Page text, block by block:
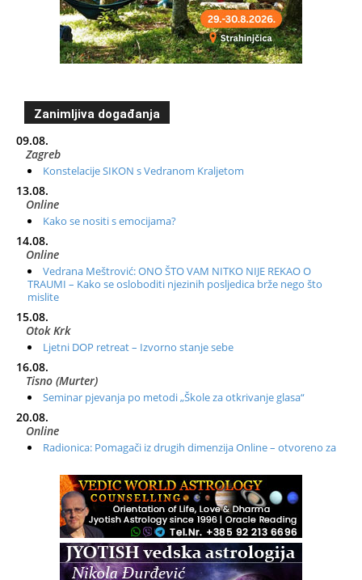
Zanimljiva događanja
09.08.
Zagreb
Konstelacije SIKON s Vedranom Kraljetom
13.08.
Online
Kako se nositi s emocijama?
14.08.
Online
Vedrana Meštrović: ONO ŠTO VAM NITKO NIJE REKAO O
TRAUMI – Kako se osloboditi njezinih posljedica brže nego što
mislite
15.08.
Otok Krk
Ljetni DOP retreat – Izvorno stanje sebe
16.08.
Tisno (Murter)
Seminar pjevanja po metodi „Škole za otkrivanje glasa“
20.08.
Online
Radionica: Pomagači iz drugih dimenzija Online – otvoreno za
Zagreb+Online
Osnovni ThetaHealing® tečaj, Zagreb i Online
Zagreb
Osnovna radionica za izscjeljivanje pranom (Basic Pranic
Healing course)